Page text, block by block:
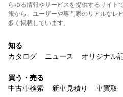
らゆる情報やサービスを提供するサイト
報から、ユーザーや専門家のリアルなレ
多く掲載しています。
知る
カタログ
ニュース オリジナル
買う・売る
中古車検索
新車見積り 車買取